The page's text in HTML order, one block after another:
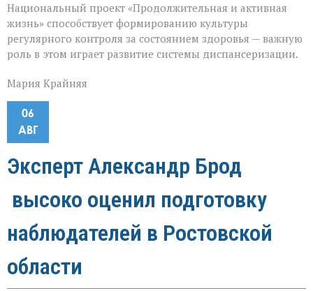
Национальный проект «Продолжительная и активная
жизнь» способствует формированию культуры
регулярного контроля за состоянием здоровья — важную
роль в этом играет развитие системы диспансеризации.
Мария Крайняя
06
АВГ
Эксперт Александр Брод
высоко оценил подготовку
наблюдателей в Ростовской
области